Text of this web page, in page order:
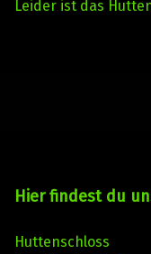
Leider ist das
Hier findest du
Huttenschloss